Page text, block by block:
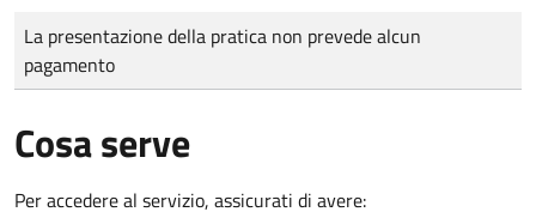
Tipo di pagamento
Importo
La presentazione della pratica non prevede alcun
pagamento
Cosa serve
Per accedere al servizio, assicurati di avere: